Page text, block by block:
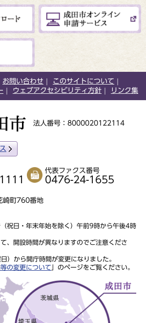
お問い合わせ
このサイトについて
ウェブアクセシビリティ方針 リンク集
法人番号：8000020122114
代表ファクス番号
0476-24-1655
崎町760番地
祝日・年末年始を除く）午前9時から午後4時
、開設時間が異なりますのでご注意くださ
）から開庁時間が変更になりました。
の変更について 」のページをご覧ください。